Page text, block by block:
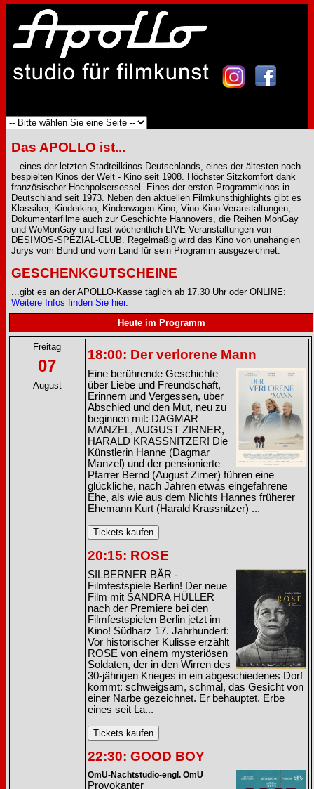
Das APOLLO ist...
...eines der letzten Stadteilkinos Deutschlands, eines der ältesten noch
bespielten Kinos der Welt - Kino seit 1908. Höchster Sitzkomfort dank
französischer Hochpolsersessel. Eines der ersten Programmkinos in
Deutschland seit 1973. Neben den aktuellen Filmkunsthighlights gibt es
Klassiker, Kinderkino, Kinderwagen-Kino, Vino-Kino-Veranstaltungen,
Dokumentarfilme auch zur Geschichte Hannovers, die Reihen MonGay
und WoMonGay und fast wöchentlich LIVE-Veranstaltungen von
DESIMOS-SPEZIAL-CLUB. Regelmäßig wird das Kino von unahängien
Jurys vom Bund und vom Land für sein Programm ausgezeichnet.
GESCHENKGUTSCHEINE
...gibt es an der APOLLO-Kasse täglich ab 17.30 Uhr oder ONLINE:
Weitere Infos finden Sie hier.
Heute im Programm
Freitag
07
August
18:00: Der verlorene Mann
Eine berührende Geschichte
über Liebe und Freundschaft,
Erinnern und Vergessen, über
Abschied und den Mut, neu zu
beginnen mit: DAGMAR
MANZEL, AUGUST ZIRNER,
HARALD KRASSNITZER! Die
Künstlerin Hanne (Dagmar
Manzel) und der pensionierte
Pfarrer Bernd (August Zirner) führen eine
glückliche, nach Jahren etwas eingefahrene
Ehe, als wie aus dem Nichts Hannes früherer
Ehemann Kurt (Harald Krassnitzer) ...
20:15: ROSE
SILBERNER BÄR -
Filmfestspiele Berlin! Der neue
Film mit SANDRA HÜLLER
nach der Premiere bei den
Filmfestspielen Berlin jetzt im
Kino! Südharz 17. Jahrhundert:
Vor historischer Kulisse erzählt
ROSE von einem mysteriösen
Soldaten, der in den Wirren des
30-jährigen Krieges in ein abgeschiedenes Dorf
kommt: schweigsam, schmal, das Gesicht von
einer Narbe gezeichnet. Er behauptet, Erbe
eines seit La...
22:30: GOOD BOY
OmU-Nachtstudio-engl. OmU
Provokanter